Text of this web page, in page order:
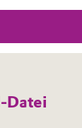
Datei